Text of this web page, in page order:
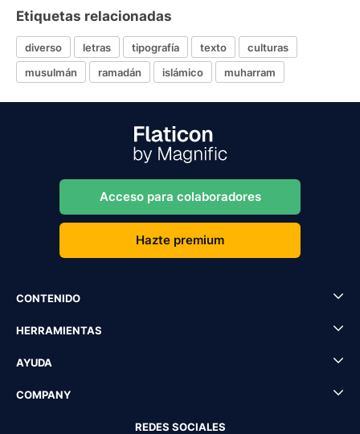
Etiquetas relacionadas
diverso letras tipografía texto
culturas
musulmán
ramadán islámico muharram
Acceso para colaboradores
Hazte premium
CONTENIDO
HERRAMIENTAS
AYUDA
COMPANY
REDES SOCIALES